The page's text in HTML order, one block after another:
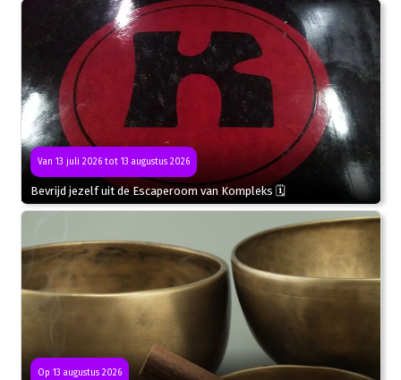
Van 13 juli 2026 tot 13 augustus 2026
Bevrijd jezelf uit de Escaperoom van Kompleks 🗓
Op 13 augustus 2026